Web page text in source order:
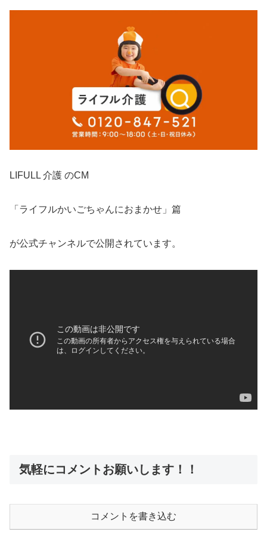
LIFULL 介護 のCM
「ライフルかいごちゃんにおまかせ」篇
が公式チャンネルで公開されています。
気軽にコメントお願いします！！
コメントを書き込む